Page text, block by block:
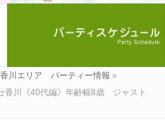
香川エリア パーティー情報 »
香川《40代編》年齢幅8歳 ジャスト